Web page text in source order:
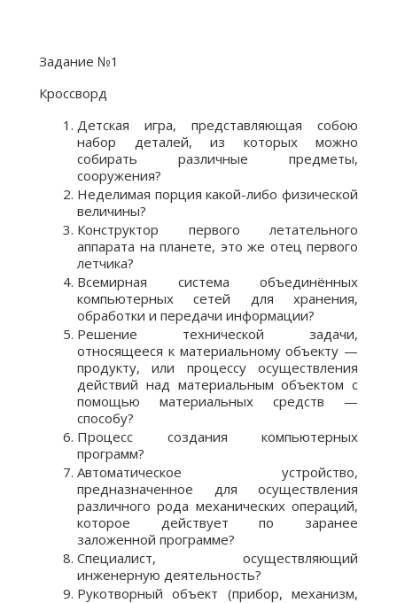
Задание №1
Кроссворд
Детская игра, представляющая собою
набор деталей, из которых можно
собирать различные предметы,
сооружения?
Неделимая порция какой-либо физической
величины?
Конструктор первого летательного
аппарата на планете, это же отец первого
летчика?
Всемирная система объединённых
компьютерных сетей для хранения,
обработки и передачи информации?
Решение технической задачи,
относящееся к материальному объекту —
продукту, или процессу осуществления
действий над материальным объектом с
помощью материальных средств —
способу?
Процесс создания компьютерных
программ?
Автоматическое устройство,
предназначенное для осуществления
различного рода механических операций,
которое действует по заранее
заложенной программе?
Специалист, осуществляющий
инженерную деятельность?
Рукотворный объект (прибор, механизм,